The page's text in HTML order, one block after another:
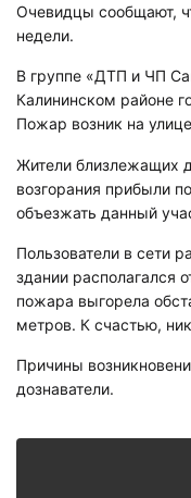
Очевидцы сообщают,
недели.
В группе «ДТП и ЧП
Калининском районе
Пожар возник на
Жители близлежащих
возгорания прибыли
объезжать данный
Пользователи в сети
здании располагался
пожара выгорела
метров. К счастью,
Причины
дознаватели.